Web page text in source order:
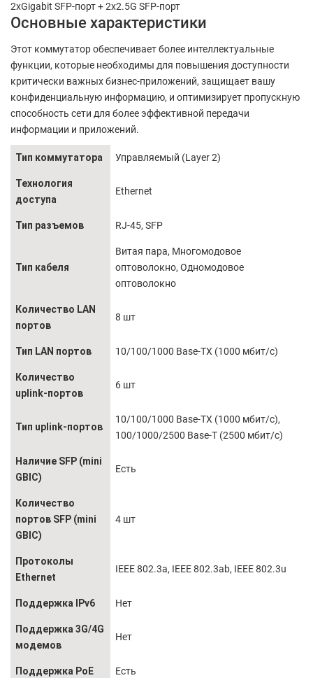
2xGigabit SFP-порт + 2x2.5G SFP-порт
Основные характеристики
Этот коммутатор обеспечивает более интеллектуальные
функции, которые необходимы для повышения доступности
критически важных бизнес-приложений, защищает вашу
конфиденциальную информацию, и оптимизирует пропускную
способность сети для более эффективной передачи
информации и приложений.
Тип коммутатора Управляемый (Layer 2)
Технология
доступа
Ethernet
Тип разъемов RJ-45, SFP
Тип кабеля
Витая пара, Многомодовое
оптоволокно, Одномодовое
оптоволокно
Количество LAN
портов
8 шт
Тип LAN портов 10/100/1000 Base-TX (1000 мбит/с)
Количество
uplink-портов
6 шт
Тип uplink-портов
10/100/1000 Base-TX (1000 мбит/с),
100/1000/2500 Base-T (2500 мбит/с)
Наличие SFP (mini
GBIC)
Есть
Количество
портов SFP (mini
GBIC)
4 шт
Протоколы
Ethernet
IEEE 802.3a, IEEE 802.3ab, IEEE 802.3u
Поддержка IPv6 Нет
Поддержка 3G/4G
модемов
Нет
Поддержка PoE Есть